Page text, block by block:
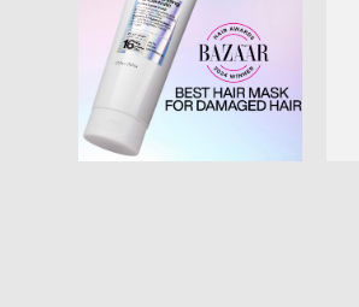
восстанавливающая
Маска Acidic Bonding
Concentrate 250МЛ
4 800 pуб.